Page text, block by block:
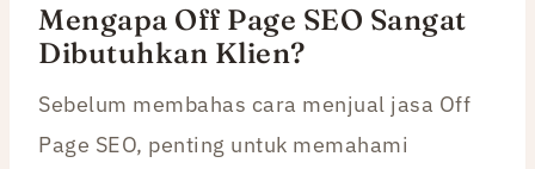
Mengapa Off Page SEO Sangat
Dibutuhkan Klien?
Sebelum membahas cara menjual jasa Off
Page SEO, penting untuk memahami